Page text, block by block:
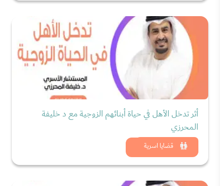
قضايا اسرية
أثر تدخل الأهل في حياة أبنائهم الزوجية مع د خليفة
المحرزي
شاهد الان